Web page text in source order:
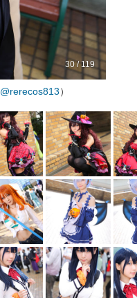
30 / 119
@rerecos813）